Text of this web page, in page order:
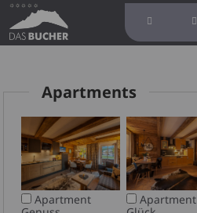
Apartments
Apartment
Apartment